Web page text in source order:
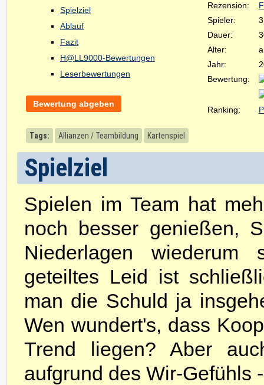
Spielziel
Ablauf
Fazit
H@LL9000-Bewertungen
Leserbewertungen
Bewertung abgeben
Rezension:
Spieler:
Dauer:
Alter:
Jahr:
Bewertung:
Ranking:
Tags: Allianzen / Teambildung Kartenspiel
Spielziel
Spielen im Team hat
noch besser genießen,
Niederlagen wiederum
geteiltes Leid ist
man die Schuld ja
Wen wundert's, dass
Trend liegen? Aber
aufgrund des Wir-Gefühls